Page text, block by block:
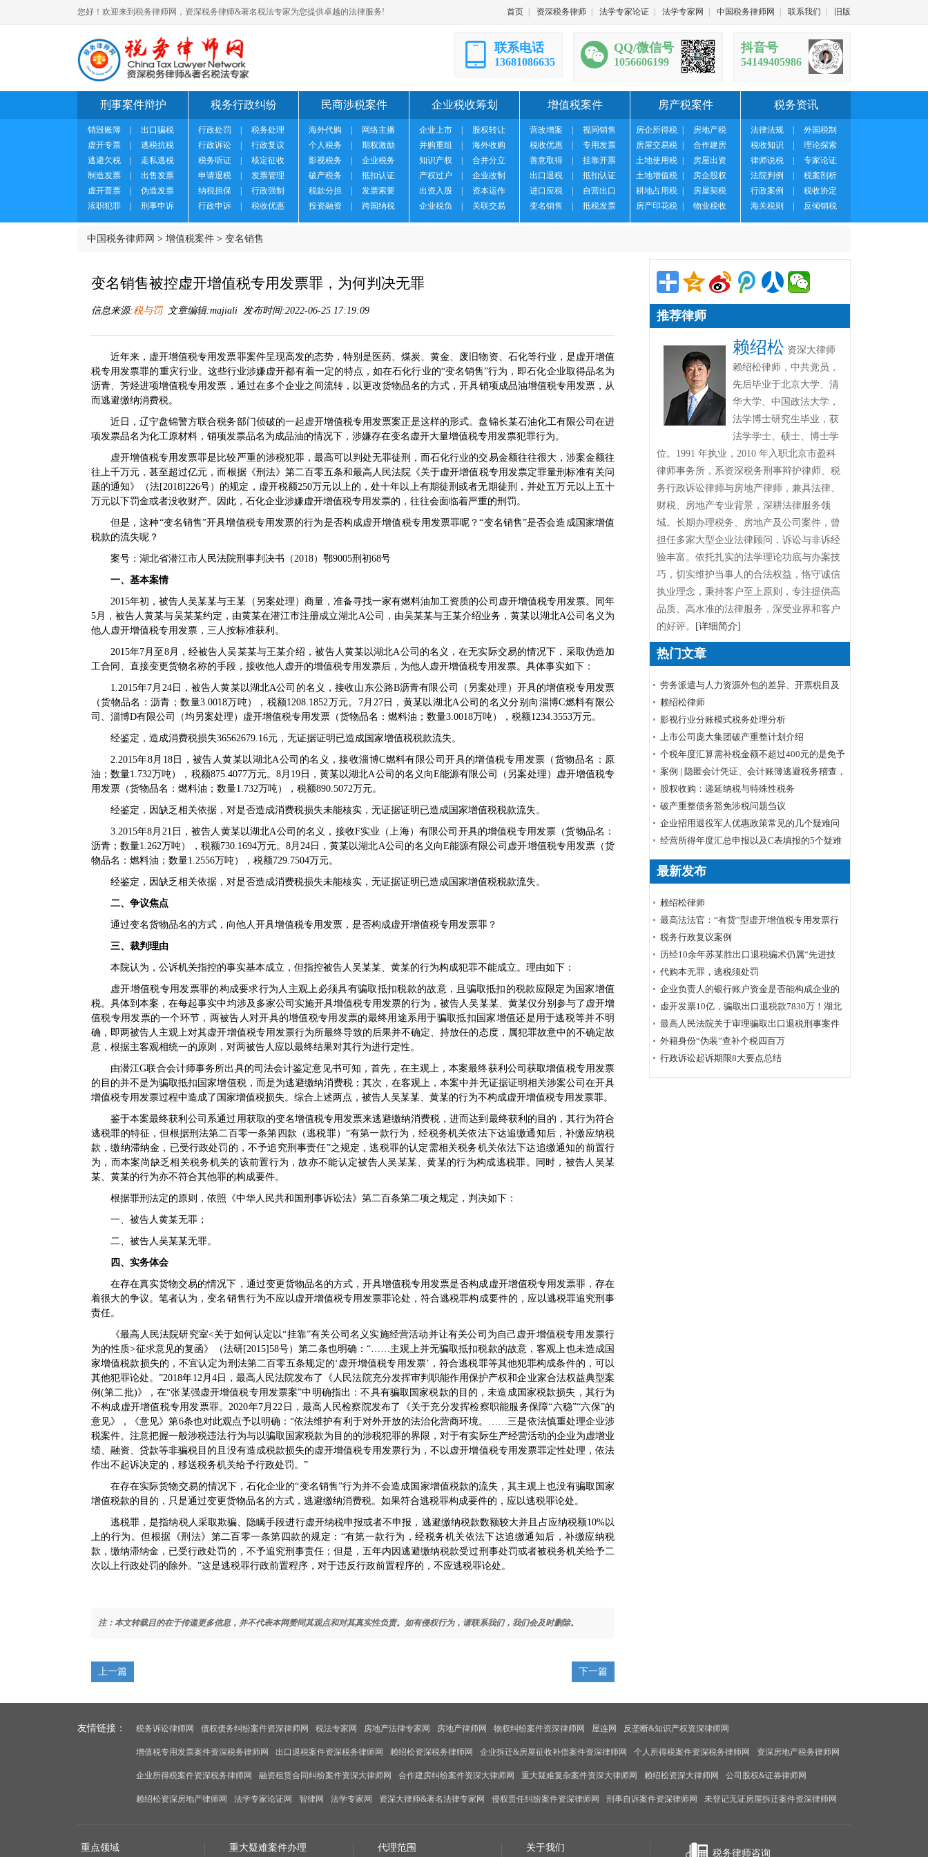
您好！欢迎来到税务律师网，资深税务律师&著名税法专家为您提供卓越的法律服务! 首页 资深税务律师 法学专家论证 法学专家网 中国税务律师网 联系我们 旧版
联系电话
13681086635
QQ/微信号
1056606199
抖音号
54149405986
刑事案件辩护
销毁账簿
出口骗税
虚开专票
逃税抗税
逃避欠税
走私逃税
制造发票
出售发票
虚开普票
伪造发票
渎职犯罪
刑事申诉
税务行政纠纷
行政处罚
税务处理
行政诉讼
行政复议
税务听证
核定征收
申请退税
发票管理
纳税担保
行政强制
行政申诉
税收优惠
民商涉税案件
海外代购
网络主播
个人税务
期权激励
影视税务
企业税务
破产税务
抵扣认证
税款分担
发票索要
投资融资
跨国纳税
企业税收筹划
企业上市
股权转让
并购重组
海外收购
知识产权
合并分立
产权过户
企业改制
出资入股
资本运作
企业税负
关联交易
增值税案件
营改增案
视同销售
税收优惠
专用发票
善意取得
挂靠开票
出口退税
抵扣认证
进口应税
自营出口
变名销售
抵税发票
房产税案件
房企所得税
房地产税
房屋交易税
合作建房
土地使用税
房屋出资
土地增值税
房企股权
耕地占用税
房屋契税
房产印花税
物业税收
税务资讯
法律法规
外国税制
税收知识
理论探索
律师说税
专家论证
法院判例
税案剖析
行政案例
税收协定
海关税则
反倾销税
中国税务律师网 > 增值税案件 > 变名销售
变名销售被控虚开增值税专用发票罪，为何判决无罪
信息来源:税与罚文章编辑:majiali 发布时间:2022-06-25 17:19:09
近年来，虚开增值税专用发票罪案件呈现高发的态势，特别是医药、煤炭、黄金、废旧物资、石化等行业，是虚开增值
税专用发票罪的重灾行业。这些行业涉嫌虚开都有着一定的特点，如在石化行业的“变名销售”行为，即石化企业取得品名为
沥青、芳烃进项增值税专用发票，通过在多个企业之间流转，以更改货物品名的方式，开具销项成品油增值税专用发票，从
而逃避缴纳消费税。
近日，辽宁盘锦警方联合税务部门侦破的一起虚开增值税专用发票案正是这样的形式。盘锦长某石油化工有限公司在进
项发票品名为化工原材料，销项发票品名为成品油的情况下，涉嫌存在变名虚开大量增值税专用发票犯罪行为。
虚开增值税专用发票罪是比较严重的涉税犯罪，最高可以判处无罪徒刑，而石化行业的交易金额往往很大，涉案金额往
往上千万元，甚至超过亿元，而根据《刑法》第二百零五条和最高人民法院《关于虚开增值税专用发票定罪量刑标准有关问
题的通知》（法[2018]226号）的规定，虚开税额250万元以上的，处十年以上有期徒刑或者无期徒刑，并处五万元以上五十
万元以下罚金或者没收财产。因此，石化企业涉嫌虚开增值税专用发票的，往往会面临着严重的刑罚。
但是，这种“变名销售”开具增值税专用发票的行为是否构成虚开增值税专用发票罪呢？“变名销售”是否会造成国家增值
税款的流失呢？
案号：湖北省潜江市人民法院刑事判决书（2018）鄂9005刑初68号
一、基本案情
2015年初，被告人吴某某与王某（另案处理）商量，准备寻找一家有燃料油加工资质的公司虚开增值税专用发票。同年
5月，被告人黄某与吴某某约定，由黄某在潜江市注册成立湖北A公司，由吴某某与王某介绍业务，黄某以湖北A公司名义为
他人虚开增值税专用发票，三人按标准获利。
2015年7月至8月，经被告人吴某某与王某介绍，被告人黄某以湖北A公司的名义，在无实际交易的情况下，采取伪造加
工合同、直接变更货物名称的手段，接收他人虚开的增值税专用发票后，为他人虚开增值税专用发票。具体事实如下：
1.2015年7月24日，被告人黄某以湖北A公司的名义，接收山东公路B沥青有限公司（另案处理）开具的增值税专用发票
（货物品名：沥青；数量3.0018万吨），税额1208.1852万元。7月27日，黄某以湖北A公司的名义分别向淄博C燃料有限公
司、淄博D有限公司（均另案处理）虚开增值税专用发票（货物品名：燃料油；数量3.0018万吨），税额1234.3553万元。
经鉴定，造成消费税损失36562679.16元，无证据证明已造成国家增值税税款流失。
2.2015年8月18日，被告人黄某以湖北A公司的名义，接收淄博C燃料有限公司开具的增值税专用发票（货物品名：原
油；数量1.732万吨），税额875.4077万元。8月19日，黄某以湖北A公司的名义向E能源有限公司（另案处理）虚开增值税专
用发票（货物品名：燃料油；数量1.732万吨），税额890.5072万元。
经鉴定，因缺乏相关依据，对是否造成消费税损失未能核实，无证据证明已造成国家增值税税款流失。
3.2015年8月21日，被告人黄某以湖北A公司的名义，接收F实业（上海）有限公司开具的增值税专用发票（货物品名：
沥青；数量1.262万吨），税额730.1694万元。8月24日，黄某以湖北A公司的名义向E能源有限公司虚开增值税专用发票（货
物品名：燃料油；数量1.2556万吨），税额729.7504万元。
经鉴定，因缺乏相关依据，对是否造成消费税损失未能核实，无证据证明已造成国家增值税税款流失。
二、争议焦点
通过变名货物品名的方式，向他人开具增值税专用发票，是否构成虚开增值税专用发票罪？
三、裁判理由
本院认为，公诉机关指控的事实基本成立，但指控被告人吴某某、黄某的行为构成犯罪不能成立。理由如下：
虚开增值税专用发票罪的构成要求行为人主观上必须具有骗取抵扣税款的故意，且骗取抵扣的税款应限定为国家增值
税。具体到本案，在每起事实中均涉及多家公司实施开具增值税专用发票的行为，被告人吴某某、黄某仅分别参与了虚开增
值税专用发票的一个环节，两被告人对开具的增值税专用发票的最终用途系用于骗取抵扣国家增值还是用于逃税等并不明
确，即两被告人主观上对其虚开增值税专用发票行为所最终导致的后果并不确定、持放任的态度，属犯罪故意中的不确定故
意，根据主客观相统一的原则，对两被告人应以最终结果对其行为进行定性。
由潜江G联合会计师事务所出具的司法会计鉴定意见书可知，首先，在主观上，本案最终获利公司获取增值税专用发票
的目的并不是为骗取抵扣国家增值税，而是为逃避缴纳消费税；其次，在客观上，本案中并无证据证明相关涉案公司在开具
增值税专用发票过程中造成了国家增值税损失。综合上述两点，被告人吴某某、黄某的行为不构成虚开增值税专用发票罪。
鉴于本案最终获利公司系通过用获取的变名增值税专用发票来逃避缴纳消费税，进而达到最终获利的目的，其行为符合
逃税罪的特征，但根据刑法第二百零一条第四款（逃税罪）“有第一款行为，经税务机关依法下达追缴通知后，补缴应纳税
款，缴纳滞纳金，已受行政处罚的，不予追究刑事责任”之规定，逃税罪的认定需相关税务机关依法下达追缴通知的前置行
为，而本案尚缺乏相关税务机关的该前置行为，故亦不能认定被告人吴某某、黄某的行为构成逃税罪。同时，被告人吴某
某、黄某的行为亦不符合其他罪的构成要件。
根据罪刑法定的原则，依照《中华人民共和国刑事诉讼法》第二百条第二项之规定，判决如下：
一、被告人黄某无罪；
二、被告人吴某某无罪。
四、实务体会
在存在真实货物交易的情况下，通过变更货物品名的方式，开具增值税专用发票是否构成虚开增值税专用发票罪，存在
着很大的争议。笔者认为，变名销售行为不应以虚开增值税专用发票罪论处，符合逃税罪构成要件的，应以逃税罪追究刑事
责任。
《最高人民法院研究室<关于如何认定以“挂靠”有关公司名义实施经营活动并让有关公司为自己虚开增值税专用发票行
为的性质>征求意见的复函》（法研[2015]58号）第二条也明确：“……主观上并无骗取抵扣税款的故意，客观上也未造成国
家增值税款损失的，不宜认定为刑法第二百零五条规定的‘虚开增值税专用发票’，符合逃税罪等其他犯罪构成条件的，可以
其他犯罪论处。”2018年12月4日，最高人民法院发布了《人民法院充分发挥审判职能作用保护产权和企业家合法权益典型案
例(第二批)》，在“张某强虚开增值税专用发票案”中明确指出：不具有骗取国家税款的目的，未造成国家税款损失，其行为
不构成虚开增值税专用发票罪。2020年7月22日，最高人民检察院发布了《关于充分发挥检察职能服务保障“六稳”“六保”的
意见》，《意见》第6条也对此观点予以明确：“依法维护有利于对外开放的法治化营商环境。……三是依法慎重处理企业涉
税案件。注意把握一般涉税违法行为与以骗取国家税款为目的的涉税犯罪的界限，对于有实际生产经营活动的企业为虚增业
绩、融资、贷款等非骗税目的且没有造成税款损失的虚开增值税专用发票行为，不以虚开增值税专用发票罪定性处理，依法
作出不起诉决定的，移送税务机关给予行政处罚。”
在存在实际货物交易的情况下，石化企业的“变名销售”行为并不会造成国家增值税款的流失，其主观上也没有骗取国家
增值税款的目的，只是通过变更货物品名的方式，逃避缴纳消费税。如果符合逃税罪构成要件的，应以逃税罪论处。
逃税罪，是指纳税人采取欺骗、隐瞒手段进行虚开纳税申报或者不申报，逃避缴纳税款数额较大并且占应纳税额10%以
上的行为。但根据《刑法》第二百零一条第四款的规定：“有第一款行为，经税务机关依法下达追缴通知后，补缴应纳税
款，缴纳滞纳金，已受行政处罚的，不予追究刑事责任；但是，五年内因逃避缴纳税款受过刑事处罚或者被税务机关给予二
次以上行政处罚的除外。”这是逃税罪行政前置程序，对于违反行政前置程序的，不应逃税罪论处。
注：本文转载目的在于传递更多信息，并不代表本网赞同其观点和对其真实性负责。如有侵权行为，请联系我们，我们会及时删除。
上一篇 下一篇
推荐律师
赖绍松 资深大律师
赖绍松律师，中共党员，
先后毕业于北京大学、清
华大学、中国政法大学，
法学博士研究生毕业，获
法学学士、硕士、博士学
位。1991 年执业，2010 年入职北京市盈科
律师事务所，系资深税务刑事辩护律师、税
务行政诉讼律师与房地产律师，兼具法律、
财税、房地产专业背景，深耕法律服务领
域。长期办理税务、房地产及公司案件，曾
担任多家大型企业法律顾问，诉讼与非诉经
验丰富。依托扎实的法学理论功底与办案技
巧，切实维护当事人的合法权益，恪守诚信
执业理念，秉持客户至上原则，专注提供高
品质、高水准的法律服务，深受业界和客户
的好评。
[详细简介]
热门文章
劳务派遣与人力资源外包的差异、开票税目及
税率
赖绍松律师
影视行业分账模式税务处理分析
上市公司庞大集团破产重整计划介绍
个税年度汇算需补税金额不超过400元的是免予
申报还是免予补缴
案例 | 隐匿会计凭证、会计账簿逃避税务稽查，
小心被判刑！
股权收购：递延纳税与特殊性税务
破产重整债务豁免涉税问题刍议
企业招用退役军人优惠政策常见的几个疑难问
题解答
经营所得年度汇总申报以及C表填报的5个疑难
问题
最新发布
赖绍松律师
最高法法官：“有货”型虚开增值税专用发票行
为定性
税务行政复议案例
历经10余年苏某胜出口退税骗术仍属“先进技
术”，福州国税稽查局相应的查骗方法仍非常管
用
代购本无罪，逃税须处罚
企业负责人的银行账户资金是否能构成企业的
应税收入？
虚开发票10亿，骗取出口退税款7830万！湖北
破获链条式骗税案
最高人民法院关于审理骗取出口退税刑事案件
具体应用法律若干问题的解释辑
外籍身份“伪装”查补个税四百万
行政诉讼起诉期限8大要点总结
友情链接： 税务诉讼律师网 债权债务纠纷案件资深律师网 税法专家网 房地产法律专家网 房地产律师网 物权纠纷案件资深律师网 屋连网 反垄断&知识产权资深律师网
增值税专用发票案件资深税务律师网 出口退税案件资深税务律师网 赖绍松资深税务律师网 企业拆迁&房屋征收补偿案件资深律师网 个人所得税案件资深税务律师网 资深房地产税务律师网
企业所得税案件资深税务律师网 融资租赁合同纠纷案件资深大律师网 合作建房纠纷案件资深大律师网 重大疑难复杂案件资深大律师网 赖绍松资深大律师网 公司股权&证券律师网
赖绍松资深房地产律师网 法学专家论证网 智律网 法学专家网 资深大律师&著名法律专家网 侵权责任纠纷案件资深律师网 刑事自诉案件资深律师网 未登记无证房屋拆迁案件资深律师网
重点领域 重大疑难案件办理 代理范围 关于我们
税务律师咨询